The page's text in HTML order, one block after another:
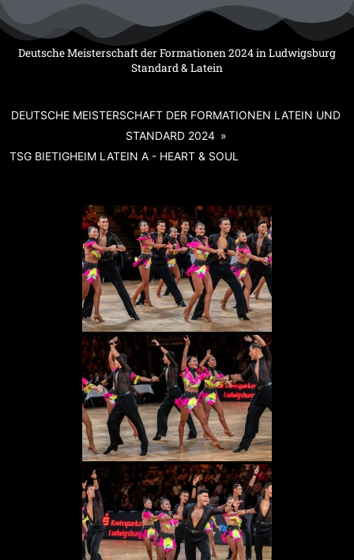
Inhalt
springenDeutsche Meisterschaft der Formationen 2024 in Ludwigsburg
Standard & Latein
DEUTSCHE MEISTERSCHAFT DER FORMATIONEN LATEIN UND
STANDARD 2024 »
TSG BIETIGHEIM LATEIN A - HEART & SOUL